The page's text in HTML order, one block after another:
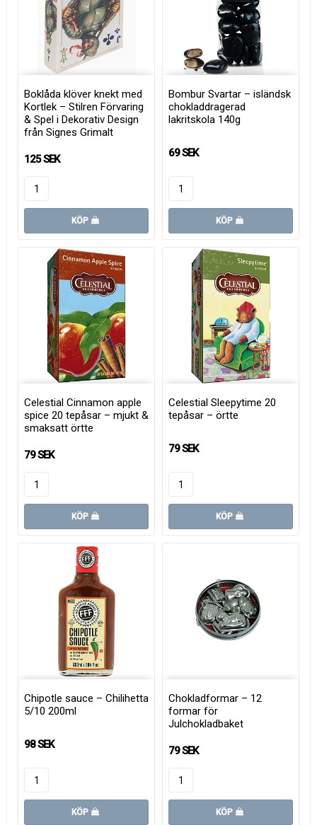
Boklåda klöver knekt med
Kortlek – Stilren Förvaring
& Spel i Dekorativ Design
från Signes Grimalt
125 SEK
KÖP
Bombur Svartar – isländsk
chokladdragerad
lakritskola 140g
69 SEK
KÖP
Celestial Cinnamon apple
spice 20 tepåsar – mjukt &
smaksatt örtte
79 SEK
KÖP
Celestial Sleepytime 20
tepåsar – örtte
79 SEK
KÖP
Chipotle sauce – Chilihetta
5/10 200ml
98 SEK
KÖP
Chokladformar – 12
formar för
Julchokladbaket
79 SEK
KÖP